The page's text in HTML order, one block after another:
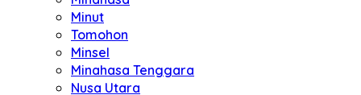
Minut
Tomohon
Minsel
Minahasa Tenggara
Nusa Utara